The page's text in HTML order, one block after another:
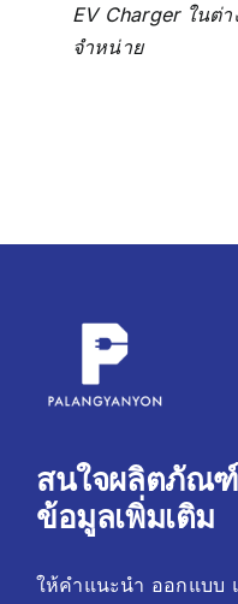
EV Charger ในต่
จำหน่าย
สนใจผลิตภัณ
ข้อมูลเพิ่มเติม
ให้คำแนะนำ ออกแบบ